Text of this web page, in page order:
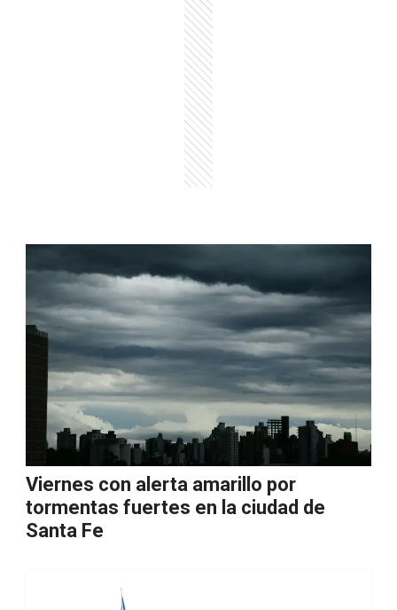
Viernes con alerta amarillo por
tormentas fuertes en la ciudad de
Santa Fe